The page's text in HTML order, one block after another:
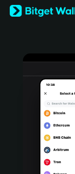
English
日本語
Türkçe
Português (Portugal)
Bahasa Indonesia